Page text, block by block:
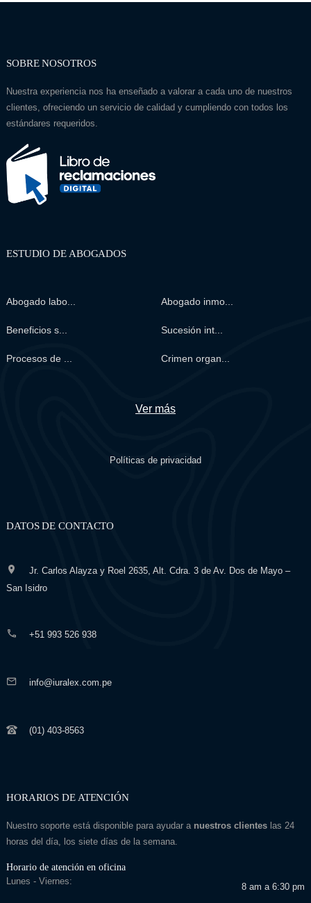
SOBRE NOSOTROS
Nuestra experiencia nos ha enseñado a valorar a cada uno de nuestros
clientes, ofreciendo un servicio de calidad y cumpliendo con todos los
estándares requeridos.
ESTUDIO DE ABOGADOS
Abogado labo... Abogado inmo...
Beneficios s... Sucesión int...
Procesos de ... Crimen organ...
Ver más
Políticas de privacidad
DATOS DE CONTACTO
Jr. Carlos Alayza y Roel 2635, Alt. Cdra. 3 de Av. Dos de Mayo –
San Isidro
+51 993 526 938
info@iuralex.com.pe
(01) 403-8563
HORARIOS DE ATENCIÓN
Nuestro soporte está disponible para ayudar a nuestros clienteslas 24
horas del día, los siete días de la semana.
Horario de atención en oficina
Lunes - Viernes:
8 am a 6:30 pm